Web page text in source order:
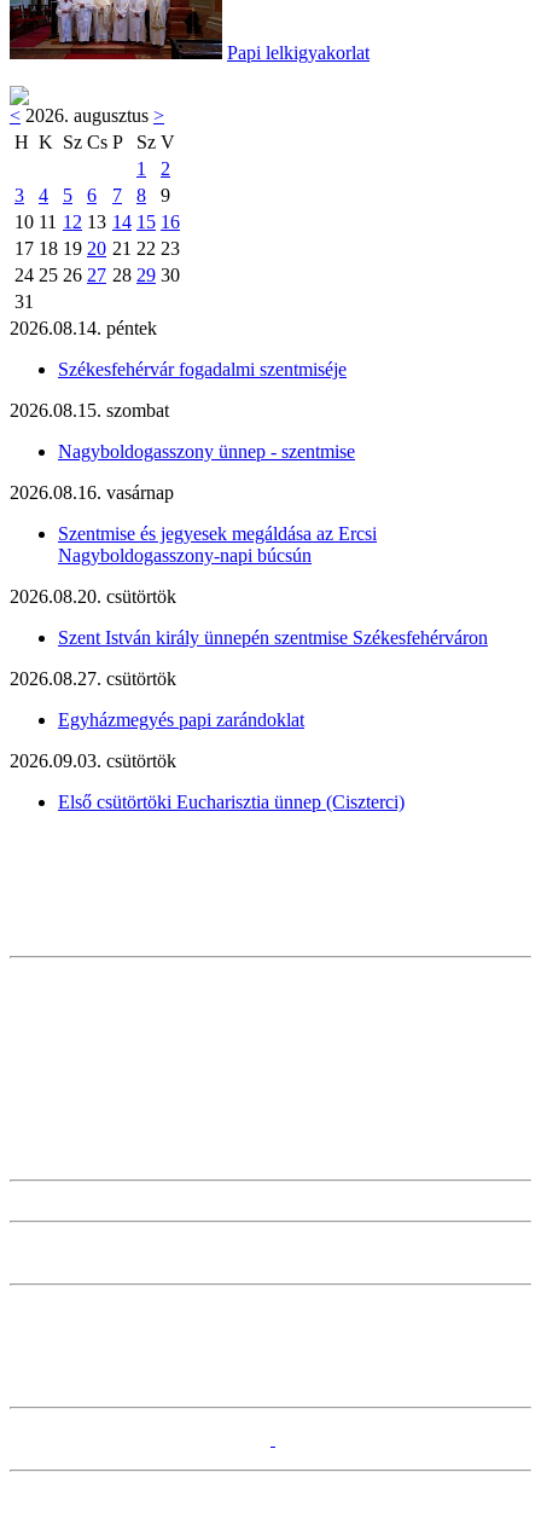
Papi lelkigyakorlat
< 2026. augusztus >
H K Sz Cs P Sz V
1
2
3
4 5 6 7 8
9
10 11 12 13 14 15 16
17 18 19 20 21 22 23
24 25 26 27 28 29 30
31
2026.08.14. péntek
Székesfehérvár fogadalmi szentmiséje
2026.08.15. szombat
Nagyboldogasszony ünnep - szentmise
2026.08.16. vasárnap
Szentmise és jegyesek megáldása az Ercsi
Nagyboldogasszony-napi búcsún
2026.08.20. csütörtök
Szent István király ünnepén szentmise Székesfehérváron
2026.08.27. csütörtök
Egyházmegyés papi zarándoklat
2026.09.03. csütörtök
Első csütörtöki Eucharisztia ünnep (Ciszterci)